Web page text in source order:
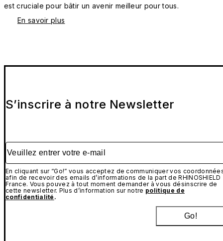
est cruciale pour bâtir un avenir meilleur pour tous.
En savoir plus
S’inscrire à notre Newsletter
Veuillez entrer votre e-mail
En cliquant sur “Go!” vous acceptez de communiquer vos
afin de recevoir des emails d’informations de la part de RHINOSHIELD
France. Vous pouvez à tout moment demander à vous désinscrire de
cette newsletter. Plus d’information sur notre politique de
confidentialité .
Go!